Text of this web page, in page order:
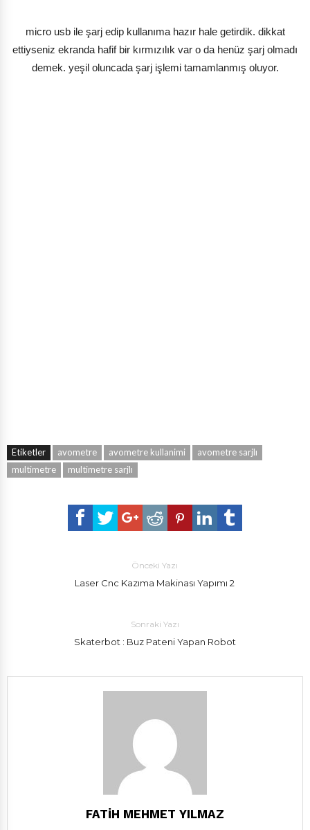
micro usb ile şarj edip kullanıma hazır hale getirdik. dikkat
ettiyseniz ekranda hafif bir kırmızılık var o da henüz şarj olmadı
demek. yeşil oluncada şarj işlemi tamamlanmış oluyor.
Etiketler avometre avometre kullanimi
avometre sarjlı
multimetre
multimetre sarjlı
Önceki Yazı
Laser Cnc Kazıma Makinası Yapımı 2
Sonraki Yazı
Skaterbot : Buz Pateni Yapan Robot
FATIH MEHMET YILMAZ